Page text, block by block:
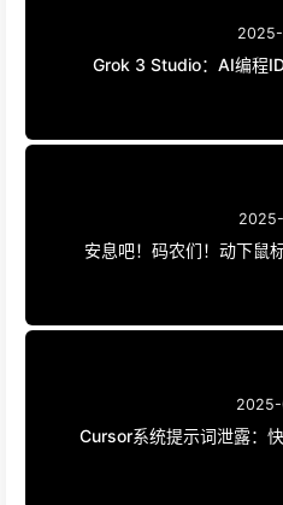
Grok 3 Studio：AI编程
安息吧！码农们！动下鼠
Cursor系统提示词泄露：